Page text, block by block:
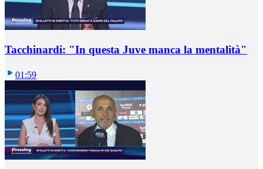
Tacchinardi: "In questa Juve manca la mentalità"
01:59